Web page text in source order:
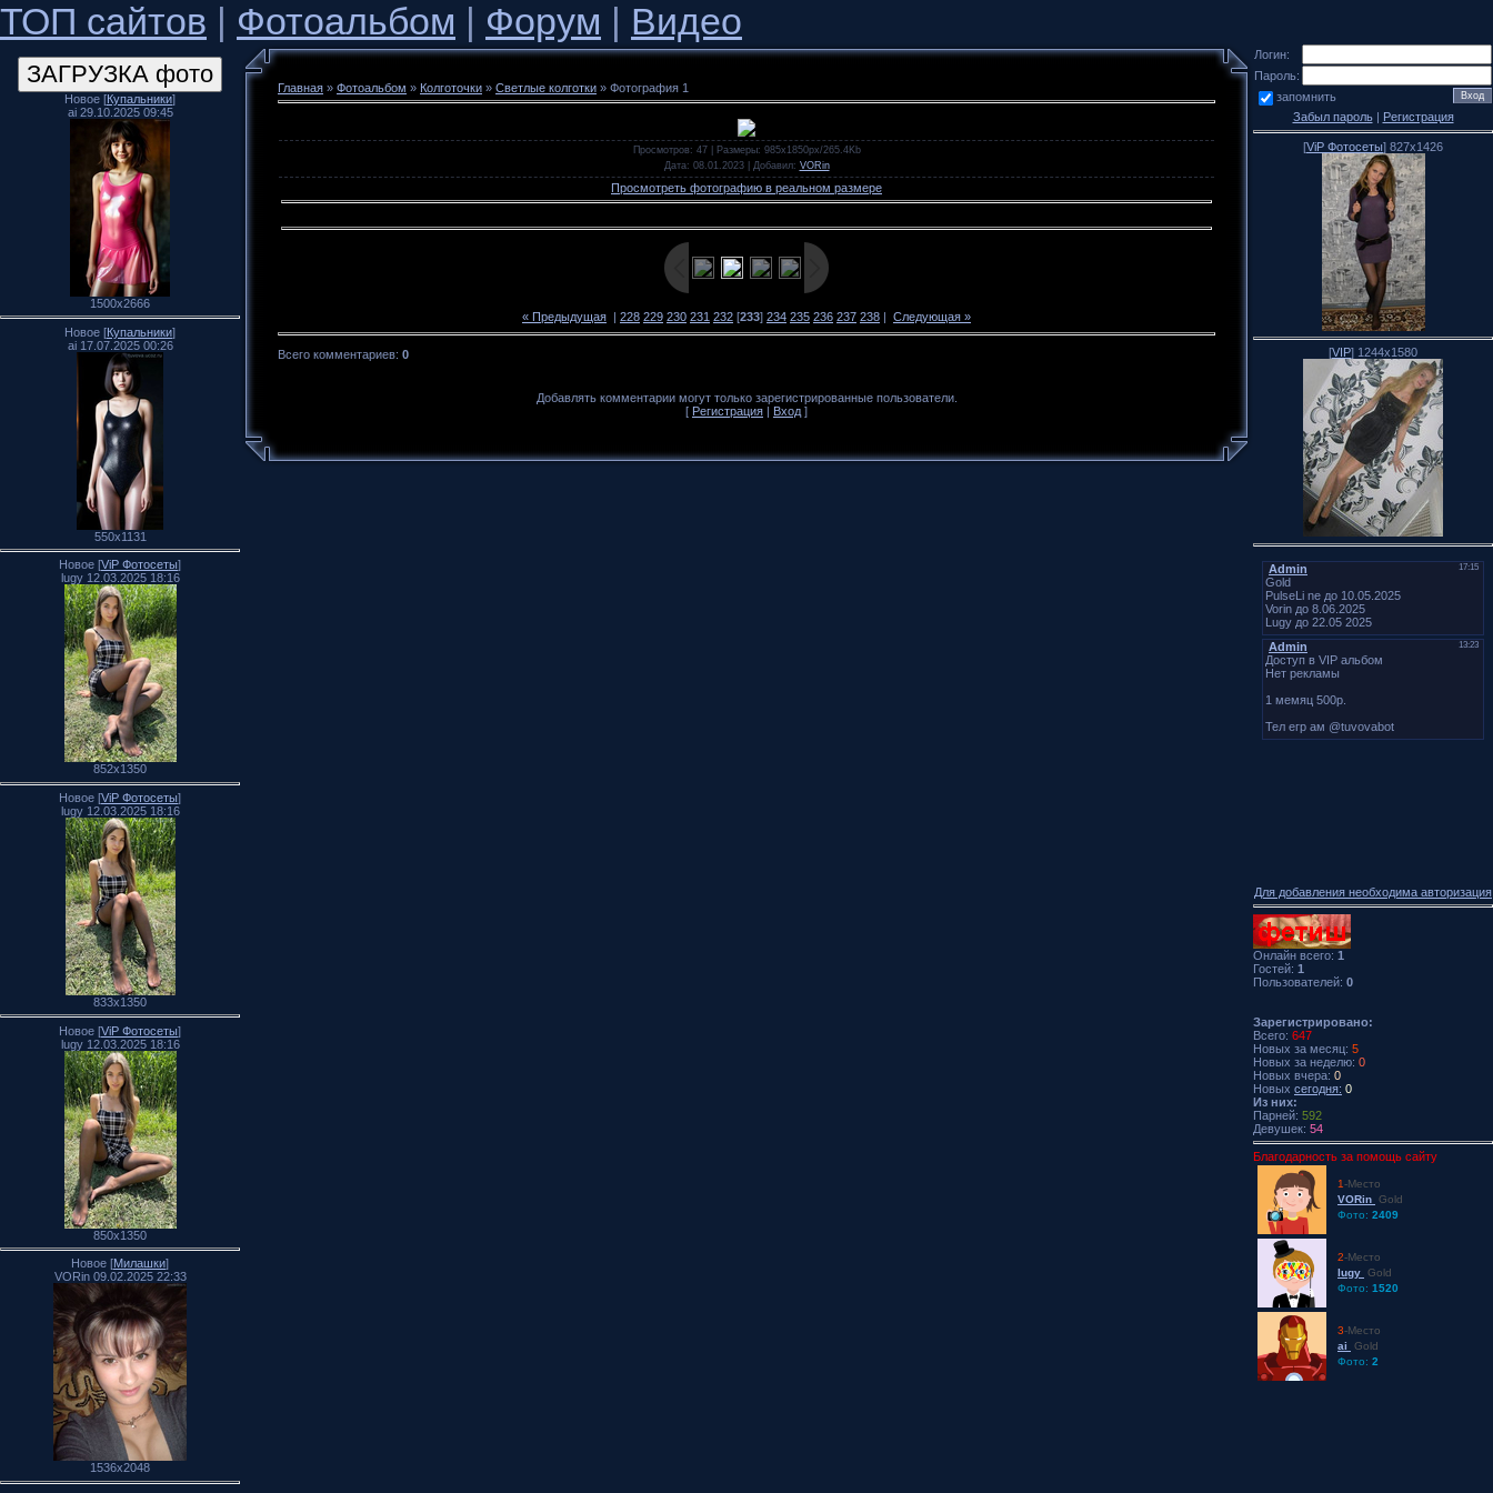
ТОП сайтов | Фотоальбом | Форум | Видео
Новое [Купальники]
ai 29.10.2025 09:45
1500x2666
Новое [Купальники]
ai 17.07.2025 00:26
550x1131
Новое [ViP Фотосеты]
lugy 12.03.2025 18:16
852x1350
Новое [ViP Фотосеты]
lugy 12.03.2025 18:16
833x1350
Новое [ViP Фотосеты]
lugy 12.03.2025 18:16
850x1350
Новое [Милашки]
VORin 09.02.2025 22:33
1536x2048
Главная » Фотоальбом » Колготочки » Светлые колготки » Фотография 1
Просмотров: 47 | Размеры: 985x1850px/265.4Kb
Дата: 08.01.2023 | Добавил: VORin
Просмотреть фотографию в реальном размере
« Предыдущая | 228 229 230 231 232 [233] 234 235 236 237 238 | Следующая »
Всего комментариев: 0
Добавлять комментарии могут только зарегистрированные пользователи.
[ Регистрация Вход ]
Логин:
Пароль:
запомнить
Забыл пароль| Регистрация
[ViP Фотосеты] 827x1426
[VIP] 1244x1580
Для добавления необходима авторизация
Онлайн всего: 1
Гостей: 1
Пользователей: 0
Зарегистрировано:
Всего: 647
Новых за месяц: 5
Новых за неделю: 0
Новых вчера: 0
Новых сегодня: 0
Из них:
Парней: 592
Девушек: 54
Благодарность за помощь сайту
1-Место
VORin Gold
Фото: 2409
2-Место
lugy Gold
Фото: 1520
3-Место
ai
Gold
Фото: 2